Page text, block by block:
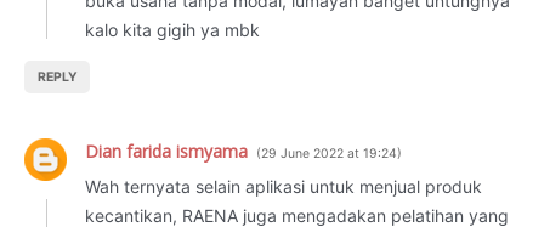
kalo kita gigih ya mbk
REPLY
Dian farida ismyama 29 June 2022 at 19:24
Wah ternyata selain aplikasi untuk menjual produk
kecantikan, RAENA juga mengadakan pelatihan yang